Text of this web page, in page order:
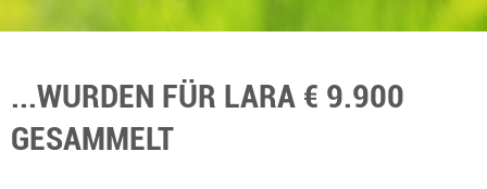
...WURDEN FÜR LARA € 9.900
GESAMMELT